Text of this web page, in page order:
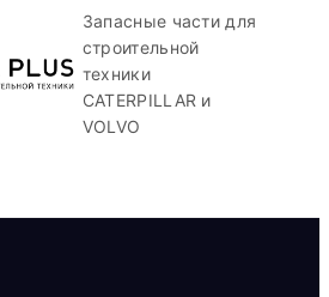
Запасные части для
строительной
техники
CATERPILLAR и
VOLVO